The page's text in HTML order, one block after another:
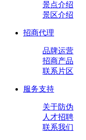
景点介绍
景区介绍
招商代理
品牌运营
招商产品
联系片区
服务支持
关于防伪
人才招聘
联系我们